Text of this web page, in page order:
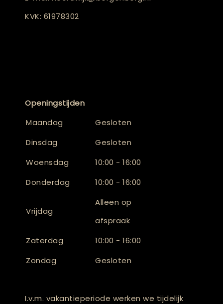
KVK: 61978302
Openingstijden
Maandag
Gesloten
Dinsdag
Gesloten
Woensdag
10:00 - 16:00
Donderdag
10:00 - 16:00
Vrijdag
Alleen op
afspraak
Zaterdag
10:00 - 16:00
Zondag
Gesloten
I.v.m. vakantieperiode werken we tijdelijk